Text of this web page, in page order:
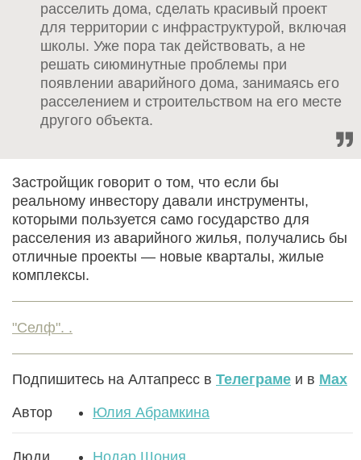
расселить дома, сделать красивый проект
для территории с инфраструктурой, включая
школы. Уже пора так действовать, а не
решать сиюминутные проблемы при
появлении аварийного дома, занимаясь его
расселением и строительством на его месте
другого объекта.
Застройщик говорит о том, что если бы
реальному инвестору давали инструменты,
которыми пользуется само государство для
расселения из аварийного жилья, получались бы
отличные проекты — новые кварталы, жилые
комплексы.
"Селф". .
Подпишитесь на Алтапресс в Телеграме и в Max
Автор Юлия Абрамкина